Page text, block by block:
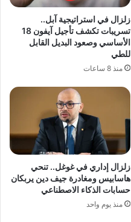
زلزال في استراتيجية آبل..
تسريبات تكشف تأجيل آيفون 18
الأساسي وصعود البديل القابل
للطي
منذ 8 ساعات
زلزال إداري في غوغل.. تنحي
هاسابيس ومغادرة جيف دين يربكان
حسابات الذكاء الاصطناعي
منذ يوم واحد